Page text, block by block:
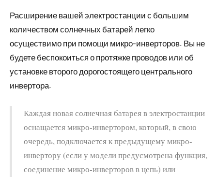
Расширение вашей электростанции с большим
количеством солнечных батарей легко
осуществимо при помощи микро-инверторов. Вы не
будете беспокоиться о протяжке проводов или об
установке второго дорогостоящего центрального
инвертора.
Каждая новая солнечная батарея в электростанции
оснащается микро-инвертором, который, в свою
очередь, подключается к предыдущему микро-
инвертору (если у модели предусмотрена функция,
соединение микро-инверторов в цепь) или